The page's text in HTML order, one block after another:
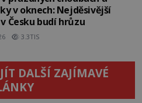
v oknech: Nejděsivější
Česku budí hrůzu
3.3TIS
DALŠÍ ZAJÍMAVÉ